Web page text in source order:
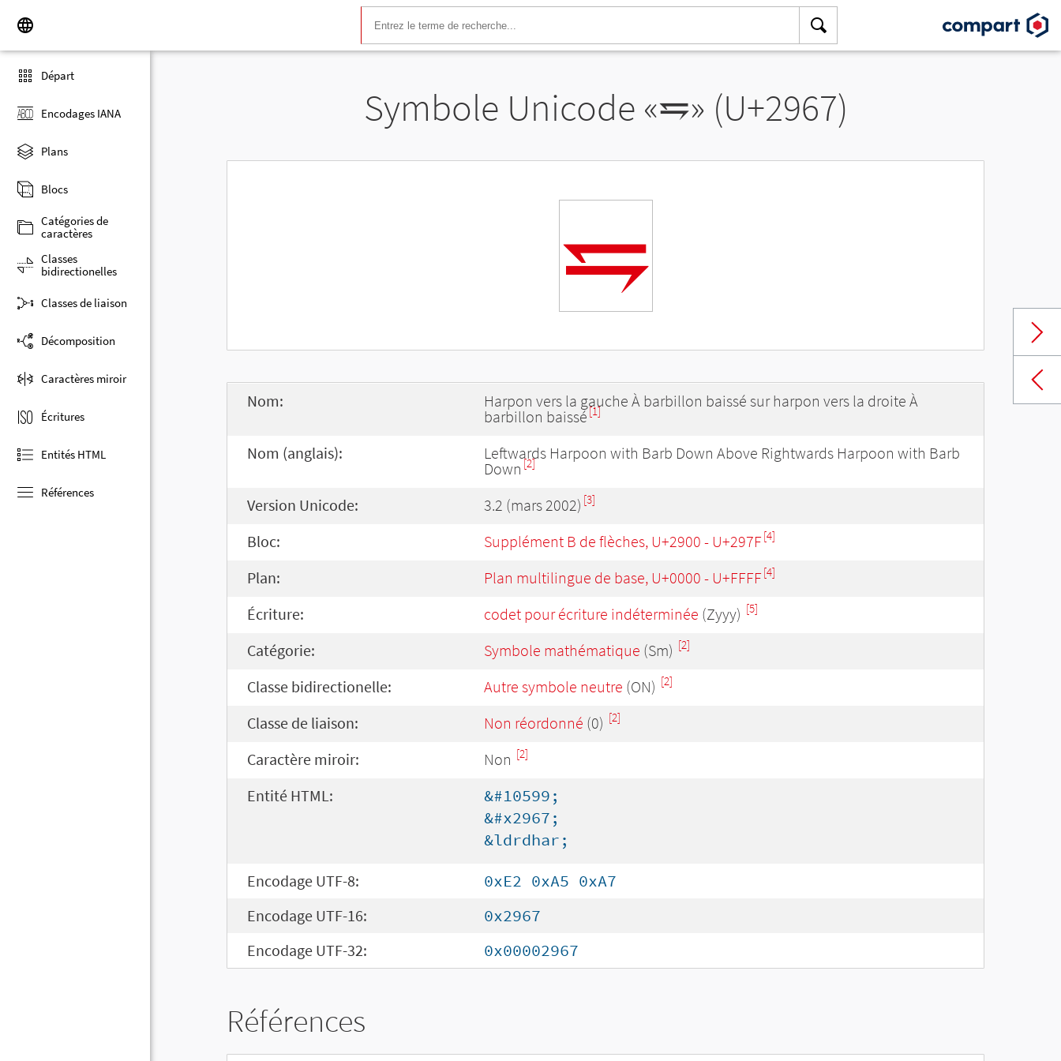
Départ
Encodages IANA
Plans
Blocs
Catégories de
caractères
Classes
bidirectionelles
Classes de liaison
Décomposition
Caractères miroir
Écritures
Entités HTML
Références
Symbole Unicode «⥧» (U+2967)
⥧
Nom:
Harpon vers la gauche À barbillon baissé sur harpon vers la droite À
barbillon baissé [1]
Nom (anglais):
Leftwards Harpoon with Barb Down Above Rightwards Harpoon with Barb
Down[2]
Version Unicode: 3.2 (mars 2002) [3]
Bloc: Supplément B de flèches, U+2900 - U+297F[4]
Plan: Plan multilingue de base, U+0000 - U+FFFF[4]
Écriture: codet pour écriture indéterminée (Zyyy) [5]
Catégorie: Symbole mathématique (Sm) [2]
Classe bidirectionelle: Autre symbole neutre (ON) [2]
Classe de liaison: Non réordonné (0) [2]
Caractère miroir: Non [2]
Entité HTML:
&#10599;
&#x2967;
&ldrdhar;
Encodage UTF-8:
0xE2 0xA5 0xA7
Encodage UTF-16:
0x2967
Encodage UTF-32:
0x00002967
Références